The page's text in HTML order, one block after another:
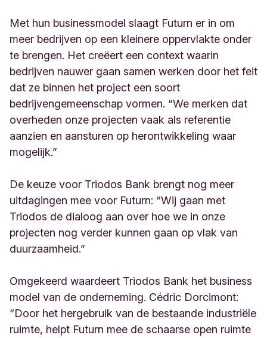
Met hun businessmodel slaagt Futurn er in om
meer bedrijven op een kleinere oppervlakte onder
te brengen. Het creëert een context waarin
bedrijven nauwer gaan samen werken door het feit
dat ze binnen het project een soort
bedrijvengemeenschap vormen. “We merken dat
overheden onze projecten vaak als referentie
aanzien en aansturen op herontwikkeling waar
mogelijk.”
De keuze voor Triodos Bank brengt nog meer
uitdagingen mee voor Futurn: “Wij gaan met
Triodos de dialoog aan over hoe we in onze
projecten nog verder kunnen gaan op vlak van
duurzaamheid.”
Omgekeerd waardeert Triodos Bank het business
model van de onderneming. Cédric Dorcimont:
“Door het hergebruik van de bestaande industriële
ruimte, helpt Futurn mee de schaarse open ruimte